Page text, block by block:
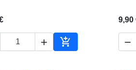
 
Adicionar ao
9,90
